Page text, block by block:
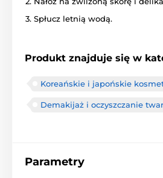
Spłucz letnią wodą.
Produkt znajduje się w
Koreańskie i japońskie
Demakijaż i oczyszczanie
Parametry